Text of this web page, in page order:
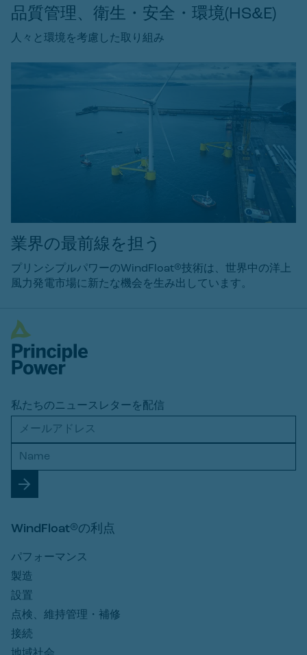
品質管理、衛生・安全・環境(HS&E)
人々と環境を考慮した取り組み
業界の最前線を担う
プリンシプルパワーのWindFloat®技術は、世界中の洋上
風力発電市場に新たな機会を生み出しています。
私たちのニュースレターを配信
WindFloat®の利点
パフォーマンス
製造
設置
点検、維持管理・補修
接続